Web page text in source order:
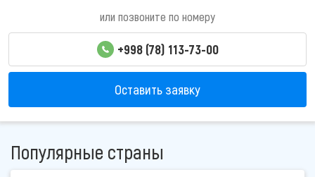
или позвоните по номеру
+998 (78) 113-73-00
Оставить заявку
Популярные страны